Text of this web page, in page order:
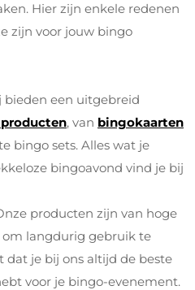
Hier zijn enkele redenen
zijn voor jouw bingo
bieden een uitgebreid
, van bingokaarten
bingo sets. Alles wat je
bingoavond vind je bij
producten zijn van hoge
langdurig gebruik te
dat je bij ons altijd de beste
voor je bingo-evenement.